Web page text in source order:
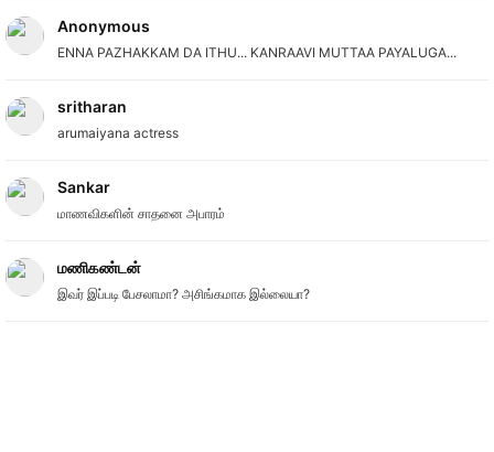
Anonymous
ENNA PAZHAKKAM DA ITHU... KANRAAVI MUTTAA PAYALUGA...
sritharan
arumaiyana actress
Sankar
மாணவிகளின் சாதனை அபாரம்
மணிகண்டன்
இவர் இப்படி பேசலாமா? அசிங்கமாக இல்லையா?